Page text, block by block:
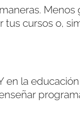
cursos o,
la